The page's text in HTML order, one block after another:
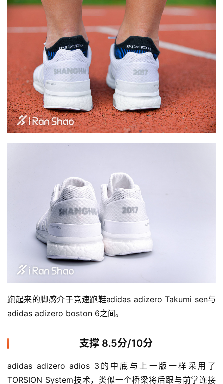
比
赛
观
察
用
精
选
集
跑起来的脚感介于竞速跑鞋adidas adizero Takumi sen与
adidas adizero boston 6之间。
支撑 8.5分/10分
adidas adizero adios 3的中底与上一版一样采用了
TORSION System技术，类似一个桥梁将后跟与前掌连接